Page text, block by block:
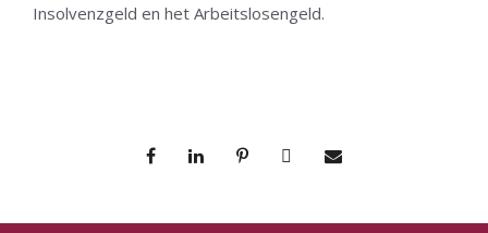
Insolvenzgeld en het Arbeitslosengeld.